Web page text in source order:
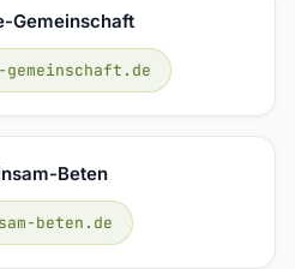
Gemeinschaft
Beten
beten.de